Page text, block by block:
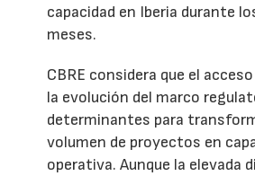
capacidad en Iberia durante
meses.
CBRE considera que el
la evolución del marco
determinantes para
volumen de proyectos en
operativa. Aunque la elevada